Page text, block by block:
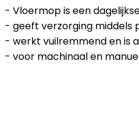
- Vloermop is een
- geeft verzorging middels
- werkt vuilremmend en is
- voor machinaal en